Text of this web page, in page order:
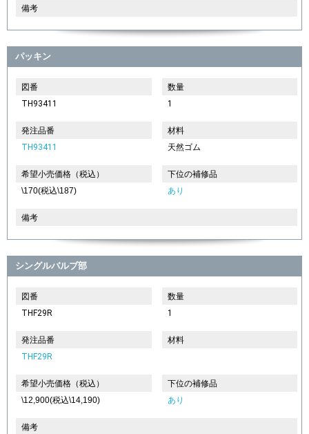
備考
パッキン
図番
TH93411
数量
1
発注品番
TH93411
材料
天然ゴム
希望小売価格（税込）
\170(税込\187)
下位の補修品
あり
備考
シングルバルブ部
図番
THF29R
数量
1
発注品番
THF29R
材料
希望小売価格（税込）
\12,900(税込\14,190)
下位の補修品
あり
備考